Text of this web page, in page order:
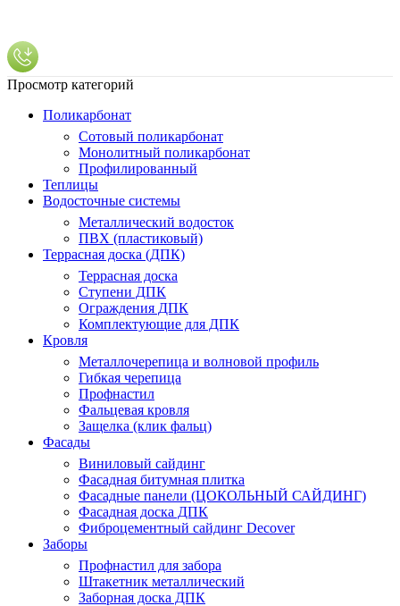
Просмотр категорий
Поликарбонат
Сотовый поликарбонат
Монолитный поликарбонат
Профилированный
Теплицы
Водосточные системы
Металлический водосток
ПВХ (пластиковый)
Террасная доска (ДПК)
Террасная доска
Ступени ДПК
Ограждения ДПК
Комплектующие для ДПК
Кровля
Металлочерепица и волновой профиль
Гибкая черепица
Профнастил
Фальцевая кровля
Защелка (клик фальц)
Фасады
Виниловый сайдинг
Фасадная битумная плитка
Фасадные панели (ЦОКОЛЬНЫЙ САЙДИНГ)
Фасадная доска ДПК
Фиброцементный сайдинг Decover
Заборы
Профнастил для забора
Штакетник металлический
Заборная доска ДПК